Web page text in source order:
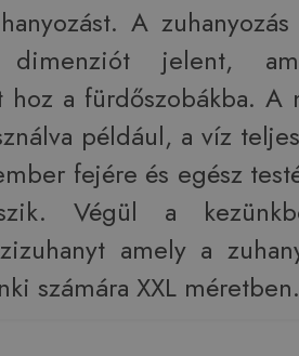
A
jelent,
hoz a fürdőszobákba. A
például, a víz
fejére és egész
Végül a
amely a
számára XXL méretben.